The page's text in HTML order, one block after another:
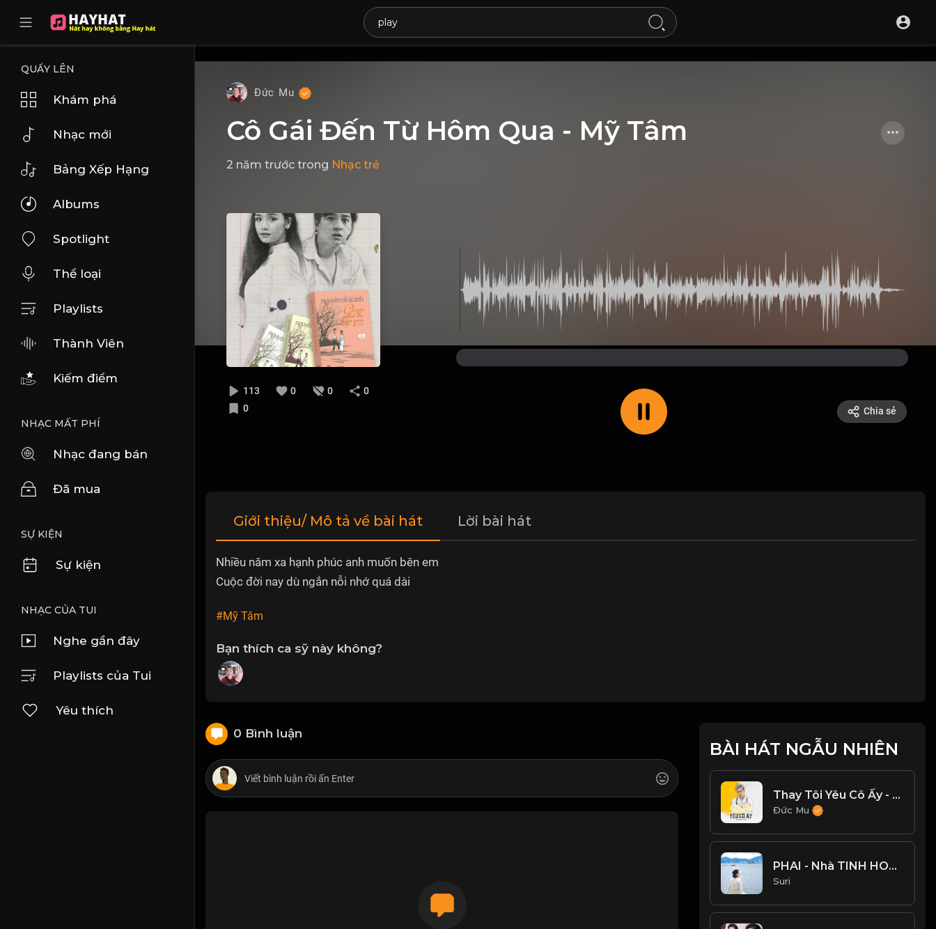
QUẨY LÊN
Khám phá
Nhạc mới
Bảng Xếp Hạng
Albums
Spotlight
Thể loại
Playlists
Thành Viên
Kiếm điểm
NHẠC MẤT PHÍ
Nhạc đang bán
Đã mua
SỰ KIỆN
Sự kiện
NHẠC CỦA TUI
Nghe gần đây
Playlists của Tui
Yêu thích
Đức Mu
Cô Gái Đến Từ Hôm Qua - Mỹ Tâm
2 năm trước trong Nhạc trẻ
113 0 0
0
0
Chia sẻ
Giới thiệu/ Mô tả về bài hát Lời bài hát
Nhiều năm xa hạnh phúc anh muốn bên em
Cuộc đời nay dù ngắn nỗi nhớ quá dài
#Mỹ Tâm
Bạn thích ca sỹ này không?
0 Bình luận
BÀI HÁT NGẪU NHIÊN
Thay Tôi Yêu Cô Ấy - Trũng Cover
Đức Mu
PHAI - Nhà TINH HOA _ ANH TRAI VƯỢT NGÀN CHÔNG GAI 2024
Suri